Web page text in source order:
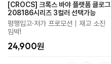
[CROCS] 크록스 바야 플랫폼 클로그
208186시리즈 3컬러 선택가능
평행입고·저가 프로모션｜재고 소진
임박!
24,900원